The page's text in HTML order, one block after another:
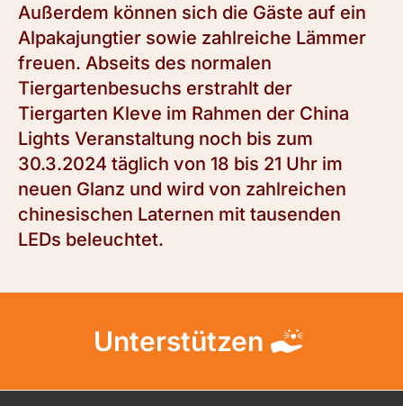
Außerdem können sich die Gäste auf ein
Alpakajungtier sowie zahlreiche Lämmer
freuen. Abseits des normalen
Tiergartenbesuchs erstrahlt der
Tiergarten Kleve im Rahmen der China
Lights Veranstaltung noch bis zum
30.3.2024 täglich von 18 bis 21 Uhr im
neuen Glanz und wird von zahlreichen
chinesischen Laternen mit tausenden
LEDs beleuchtet.
Unterstützen